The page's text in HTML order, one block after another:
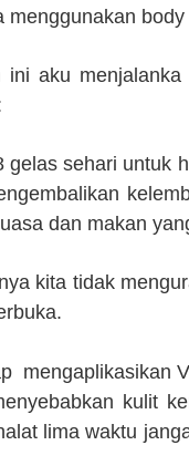
menggunakan
ini aku
gelas sehari untuk
dan makan
kita tidak
mengaplikasikan
kulit
lima waktu